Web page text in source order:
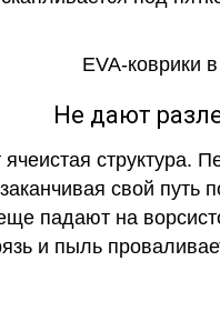
Не дают
структура.
свой
падают на
и пыль